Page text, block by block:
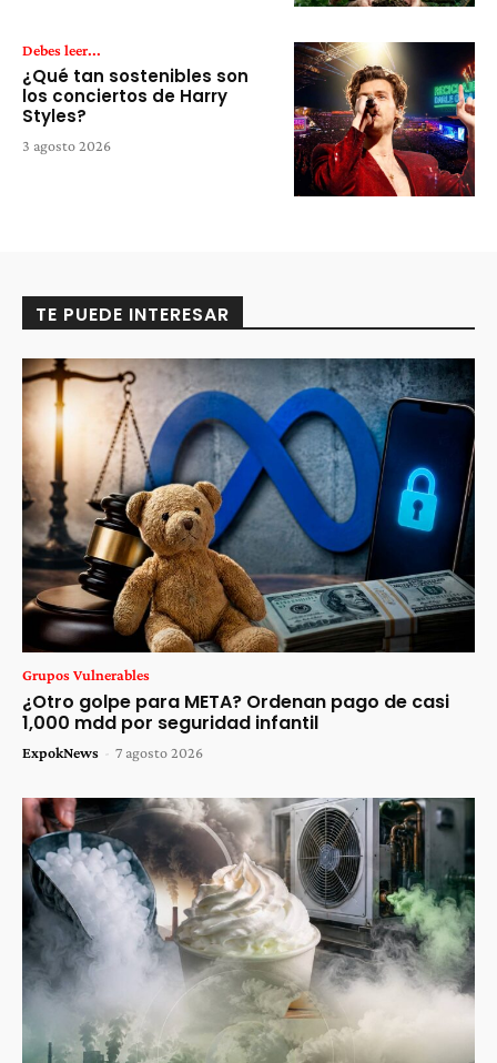
Debes leer...
¿Qué tan sostenibles son
los conciertos de Harry
Styles?
3 agosto 2026
TE PUEDE INTERESAR
Grupos Vulnerables
¿Otro golpe para META? Ordenan pago de casi
1,000 mdd por seguridad infantil
ExpokNews - 7 agosto 2026